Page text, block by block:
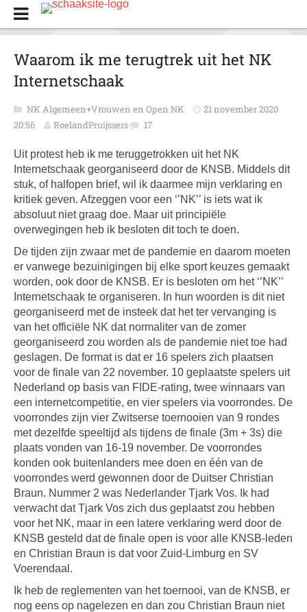
Waarom ik me terugtrek uit het NK
Internetschaak
NK Algemeen+Vrouwen en Open NK
21 november 2020
20:56
RoelandPruijssers 17
Uit protest heb ik me teruggetrokken uit het NK
Internetschaak georganiseerd door de KNSB. Middels dit
stuk, of halfopen brief, wil ik daarmee mijn verklaring en
kritiek geven. Afzeggen voor een ‘’NK’’ is iets wat ik
absoluut niet graag doe. Maar uit principiële
overwegingen heb ik besloten dit toch te doen.
De tijden zijn zwaar met de pandemie en daarom moeten
er vanwege bezuinigingen bij elke sport keuzes gemaakt
worden, ook door de KNSB. Er is besloten om het ‘’NK’’
Internetschaak te organiseren. In hun woorden is dit niet
georganiseerd met de insteek dat het ter vervanging is
van het officiële NK dat normaliter van de zomer
georganiseerd zou worden als de pandemie niet toe had
geslagen. De format is dat er 16 spelers zich plaatsen
voor de finale van 22 november. 10 geplaatste spelers uit
Nederland op basis van FIDE-rating, twee winnaars van
een internetcompetitie, en vier spelers via voorrondes. De
voorrondes zijn vier Zwitserse toernooien van 9 rondes
met dezelfde speeltijd als tijdens de finale (3m + 3s) die
plaats vonden van 16-19 november. De voorrondes
konden ook buitenlanders mee doen en één van de
voorrondes werd gewonnen door de Duitser Christian
Braun. Nummer 2 was Nederlander Tjark Vos. Ik had
verwacht dat Tjark Vos zich dus geplaatst zou hebben
voor het NK, maar in een latere verklaring werd door de
KNSB gesteld dat de finale open is voor alle KNSB-leden
en Christian Braun is dat voor Zuid-Limburg en SV
Voerendaal.
Ik heb de reglementen van het toernooi, van de KNSB, er
nog eens op nagelezen en dan zou Christian Braun niet